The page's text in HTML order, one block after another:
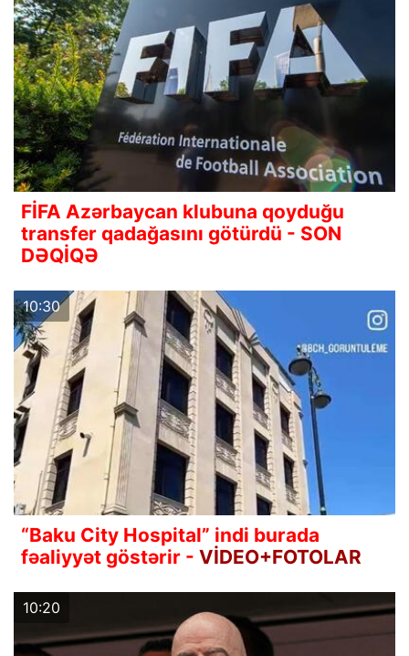
FİFA Azərbaycan klubuna qoyduğu
transfer qadağasını götürdü - SON
DƏQİQƏ
10:30
“Baku City Hospital” indi burada
fəaliyyət göstərir - VİDEO+FOTOLAR
10:20